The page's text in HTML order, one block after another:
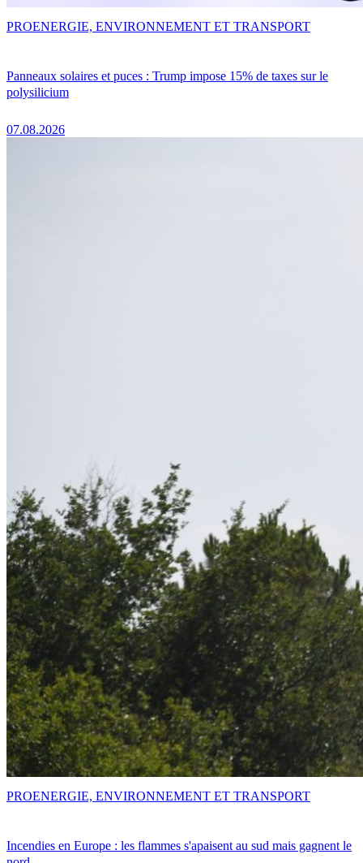
Panneaux solaires et puces : Trump impose 15% de taxes sur le
polysilicium
07.08.2026
PROENERGIE, ENVIRONNEMENT ET TRANSPORT
Incendies en Europe : les flammes s'apaisent au sud mais gagnent le
PROENERGIE, ENVIRONNEMENT ET TRANSPORT